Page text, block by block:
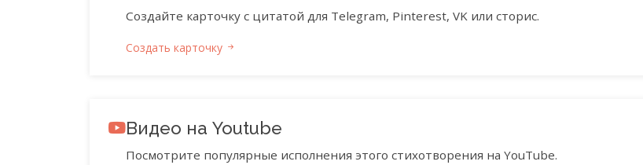
Создайте карточку с цитатой для Telegram, Pinterest, VK или сторис.
Создать карточку
Видео на Youtube
Посмотрите популярные исполнения этого стихотворения на YouTube.